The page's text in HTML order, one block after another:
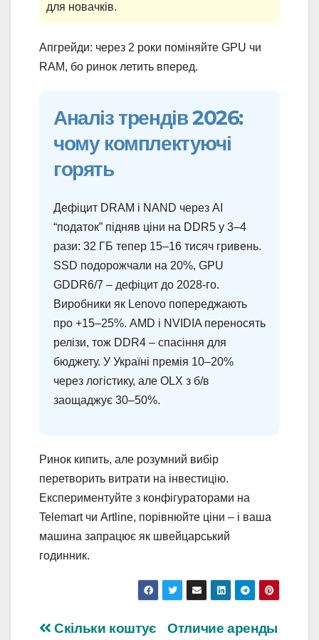
для новачків.
Апгрейди: через 2 роки поміняйте GPU чи
RAM, бо ринок летить вперед.
Аналіз трендів 2026:
чому комплектуючі
горять
Дефіцит DRAM і NAND через AI
“податок” підняв ціни на DDR5 у 3–4
рази: 32 ГБ тепер 15–16 тисяч гривень.
SSD подорожчали на 20%, GPU
GDDR6/7 – дефіцит до 2028-го.
Виробники як Lenovo попереджають
про +15–25%. AMD і NVIDIA переносять
релізи, тож DDR4 – спасіння для
бюджету. У Україні премія 10–20%
через логістику, але OLX з б/в
заощаджує 30–50%.
Ринок кипить, але розумний вибір
перетворить витрати на інвестицію.
Експериментуйте з конфігураторами на
Telemart чи Artline, порівнюйте ціни – і ваша
машина запрацює як швейцарський
годинник.
Навігація
Отличие аренды
Скільки коштує